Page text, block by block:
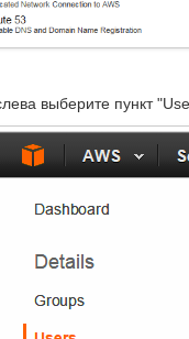
выберите пункт